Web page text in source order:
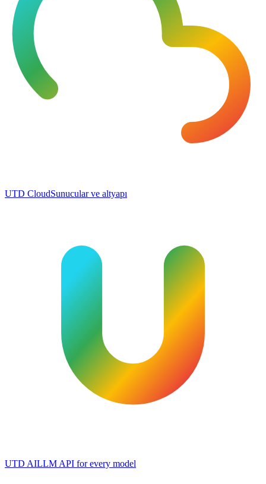
UTD CloudSunucular ve altyapı
UTD AILLM API for every model